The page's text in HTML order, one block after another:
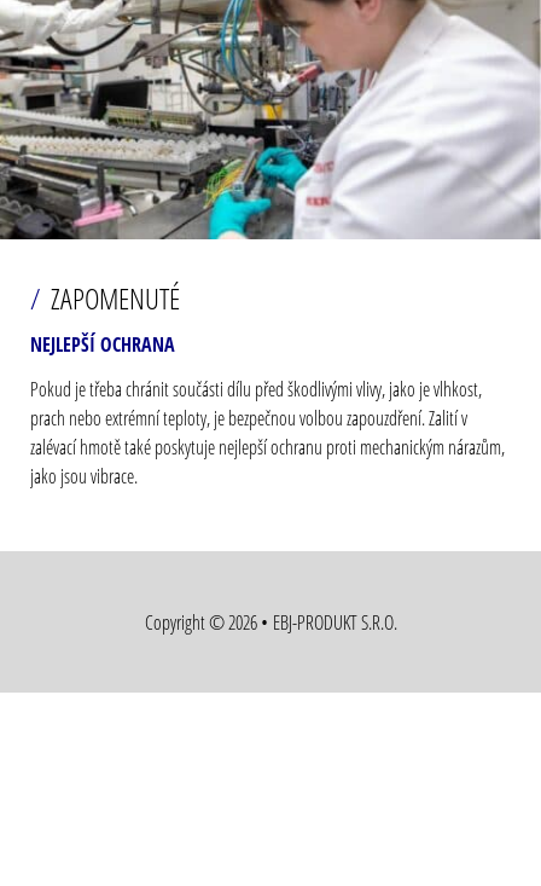
ZAPOMENUTÉ
NEJLEPŠÍ OCHRANA
Pokud je třeba chránit součásti dílu před škodlivými vlivy, jako je vlhkost,
prach nebo extrémní teploty, je bezpečnou volbou zapouzdření. Zalití v
zalévací hmotě také poskytuje nejlepší ochranu proti mechanickým nárazům,
jako jsou vibrace.
Copyright © 2026 • EBJ-PRODUKT S.R.O.